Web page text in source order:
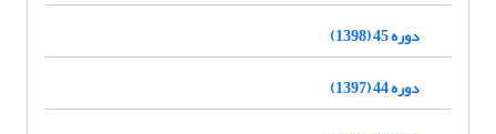
دوره 45 (1398)
دوره 44 (1397)